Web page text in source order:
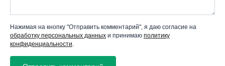
Нажимая на кнопку "Отправить комментарий", я даю согласие на
обработку персональных данных и принимаю политику
конфиденциальности.